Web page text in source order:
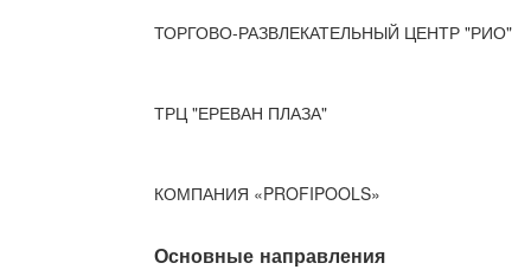
ТОРГОВО-РАЗВЛЕКАТЕЛЬНЫЙ ЦЕНТР "РИО"
ТРЦ "ЕРЕВАН ПЛАЗА"
КОМПАНИЯ «PROFIPOOLS»
Основные направления